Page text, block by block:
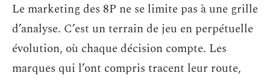
Le marketing des 8P ne se limite pas à une grille
d’analyse. C’est un terrain de jeu en perpétuelle
évolution, où chaque décision compte. Les
marques qui l’ont compris tracent leur route,